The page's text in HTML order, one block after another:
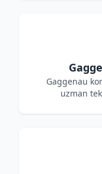
Gaggenau
uzman